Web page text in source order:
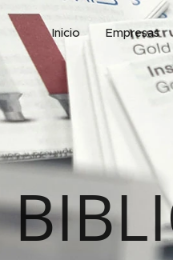
Inicio Empresas